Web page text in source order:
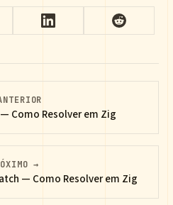
Como Resolver em Zig
→
— Como Resolver em Zig